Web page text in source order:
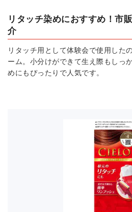
リタッチ染めにおすすめ！市
介
リタッチ用として体験会で使用した
ーム。小分けができて生え際もしっ
めにもぴったりで人気です。